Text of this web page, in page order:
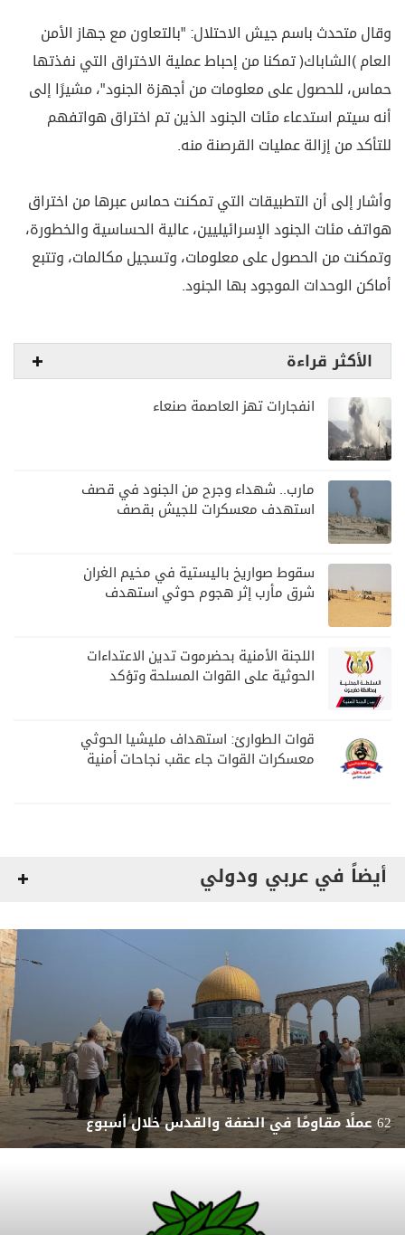
وقال متحدث باسم جيش الاحتلال: "بالتعاون مع جهاز الأمن
العام (الشاباك) تمكنا من إحباط عملية الاختراق التي نفذتها
حماس، للحصول على معلومات من أجهزة الجنود"، مشيرًا إلى
أنه سيتم استدعاء مئات الجنود الذين تم اختراق هواتفهم
للتأكد من إزالة عمليات القرصنة منه.
وأشار إلى أن التطبيقات التي تمكنت حماس عبرها من اختراق
هواتف مئات الجنود الإسرائيليين، عالية الحساسية والخطورة،
وتمكنت من الحصول على معلومات، وتسجيل مكالمات، وتتبع
أماكن الوحدات الموجود بها الجنود.
الأكثر قراءة
انفجارات تهز العاصمة صنعاء
مارب.. شهداء وجرح من الجنود في قصف
استهدف معسكرات للجيش بقصف
سقوط صواريخ باليستية في مخيم الغران
شرق مأرب إثر هجوم حوثي استهدف
اللجنة الأمنية بحضرموت تدين الاعتداءات
الحوثية على القوات المسلحة وتؤكد
قوات الطوارئ: استهداف مليشيا الحوثي
معسكرات القوات جاء عقب نجاحات أمنية
أيضاً في عربي ودولي
62 عملًا مقاومًا في الضفة والقدس خلال أسبوع